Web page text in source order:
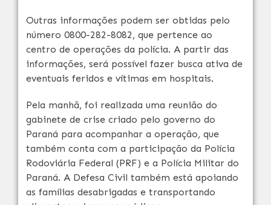
Outras informações podem ser obtidas pelo
número 0800-282-8082, que pertence ao
centro de operações da polícia. A partir das
informações, será possível fazer busca ativa de
eventuais feridos e vítimas em hospitais.
Pela manhã, foi realizada uma reunião do
gabinete de crise criado pelo governo do
Paraná para acompanhar a operação, que
também conta com a participação da Polícia
Rodoviária Federal (PRF) e a Polícia Militar do
Paraná. A Defesa Civil também está apoiando
as famílias desabrigadas e transportando